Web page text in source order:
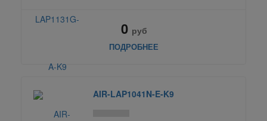
0 руб
ПОДРОБНЕЕ
AIR-LAP1041N-E-K9